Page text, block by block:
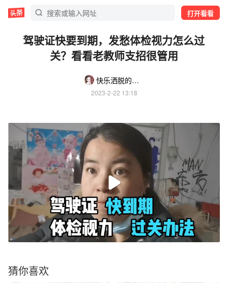
打开看看
驾驶证快要到期，发愁体检视力怎么过
关？看看老教师支招很管用
快乐洒脱的兔子87
2023-2-22 13:18
猜你喜欢